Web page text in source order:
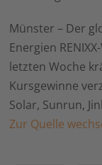
Münster – Der
Energien
letzten Woche
Kursgewinne
Solar, Sunrun,
Zur Quelle